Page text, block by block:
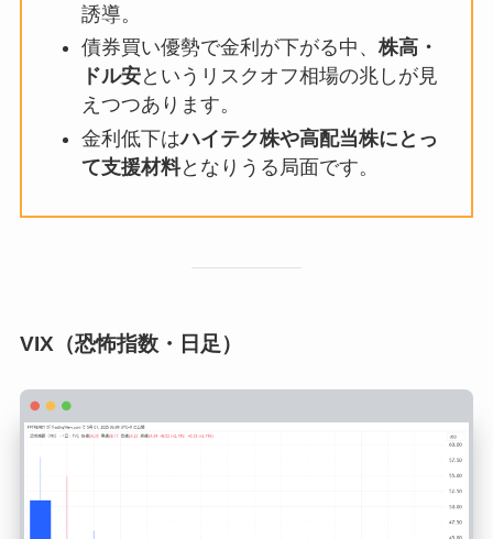
誘導。
債券買い優勢で金利が下がる中、 株高・
ドル安というリスクオフ相場の兆しが見
えつつあります。
金利低下はハイテク株や高配当株にとっ
て支援材料となりうる局面です。
VIX（恐怖指数・日足）